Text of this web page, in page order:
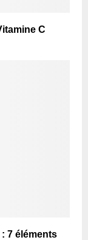
C
7 éléments